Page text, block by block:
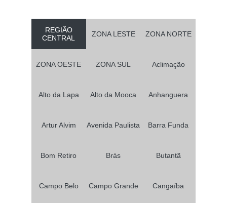
REGIÃO
CENTRAL
ZONA LESTE ZONA NORTE
ZONA OESTE ZONA SUL Aclimação
Alto da Lapa Alto da Mooca Anhanguera
Artur Alvim Avenida Paulista Barra Funda
Bom Retiro Brás Butantã
Campo Belo Campo Grande Cangaíba